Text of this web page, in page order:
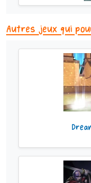
Autres jeux qui